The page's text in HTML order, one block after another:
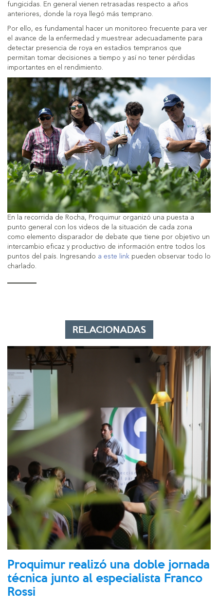
fungicidas. En general vienen retrasadas respecto a años
anteriores, donde la roya llegó más temprano.
Por ello, es fundamental hacer un monitoreo frecuente para ver
el avance de la enfermedad y muestrear adecuadamente para
detectar presencia de roya en estadios tempranos que
permitan tomar decisiones a tiempo y así no tener pérdidas
importantes en el rendimiento.
En la recorrida de Rocha, Proquimur organizó una puesta a
punto general con los videos de la situación de cada zona
como elemento disparador de debate que tiene por objetivo un
intercambio eficaz y productivo de información entre todos los
puntos del país. Ingresando a este link pueden observar todo lo
charlado.
RELACIONADAS
Proquimur realizó una doble jornada
técnica junto al especialista Franco
Rossi